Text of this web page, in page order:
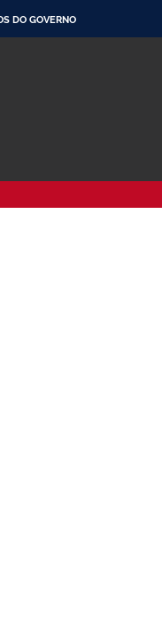
DO GOVERNO